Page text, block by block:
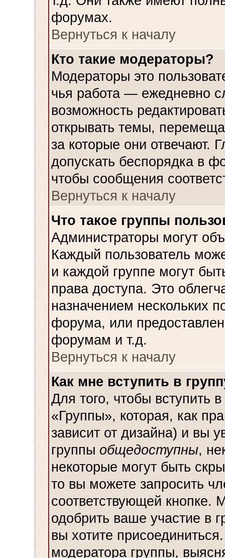
форумах.
Вернуться к началу
Кто такие модераторы?
Модераторы это
чья работа — ежедневно
возможность
открывать темы,
за которые они отвечают.
допускать беспорядка в
чтобы сообщения
Вернуться к началу
Что такое группы
Администраторы могут
Каждый пользователь
и каждой группе могут
права доступа. Это
назначением нескольких
форума, или
форумам и т.д.
Вернуться к началу
Как мне вступить в
Для того, чтобы вступить
«Группы», которая, как
зависит от дизайна) и вы
группы общедоступны,
некоторые могут быть
то вы можете запросить
соответствующей кнопке.
одобрить ваше участие в
вы хотите
модератора группы,